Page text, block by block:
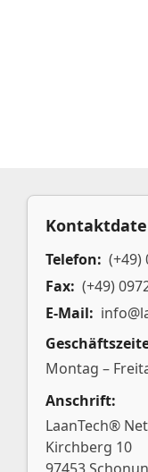
Telefon: (+49)
Fax: (+49)
E-Mail:
Montag –
Anschrift:
LaanTech®
Kirchberg 10